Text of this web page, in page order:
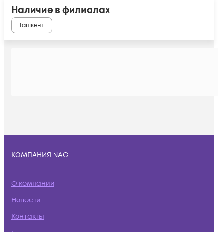
Наличие в филиалах
Ташкент
КОМПАНИЯ NAG
О компании
Новости
Контакты